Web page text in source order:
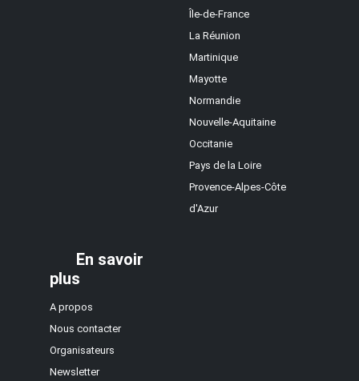
Île-de-France
La Réunion
Martinique
Mayotte
Normandie
Nouvelle-Aquitaine
Occitanie
Pays de la Loire
Provence-Alpes-Côte
d'Azur
En savoir
plus
A propos
Nous contacter
Organisateurs
Newsletter